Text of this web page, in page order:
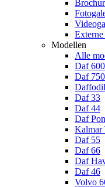
Modellen
Alle
Daf 600
Daf 750
Daf 33
Daf 44
Daf
Kalmar
Daf 55
Daf 66
Daf
Daf 46
Volvo